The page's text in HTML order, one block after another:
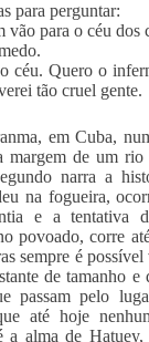
para perguntar:
vão para o céu dos
céu. Quero o
tão cruel gente.
em Cuba,
margem de um
narra a
na fogueira,
e a tentativa
povoado, corre
sempre é
de tamanho e
passam pelo
até hoje
a alma de Hatuey,